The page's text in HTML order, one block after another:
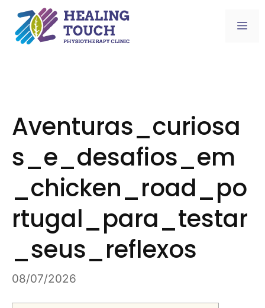
content
Aventuras_curiosa
s_e_desafios_em
_chicken_road_po
rtugal_para_testar
_seus_reflexos
08/07/2026